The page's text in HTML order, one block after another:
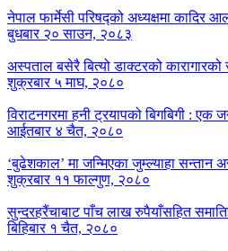
नेपाल फार्मेसी परिषद्को अध्यक्षमा कादिर
बुधबार २० साउन, २०८३
अस्पताल बसेरै बित्यो डाक्टरको
शुक्रबार ५ माघ, २०८०
विराटनगरमा हनी ट्रयापको बिगबिगी : एक
आईतबार ४ चैत, २०८०
‘बुढेशकाल’ मा जन्मिएका जुम्ल्याहा सन्तान
शुक्रबार ११ फाल्गुण, २०८०
सुन्दरहरैंचाबाट पाँच लाख रुपैयाँसहित
बिहिबार १ चैत, २०८०